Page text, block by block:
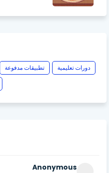
تطبيقات مدفوعة
دورات تعليمية
Anonymous